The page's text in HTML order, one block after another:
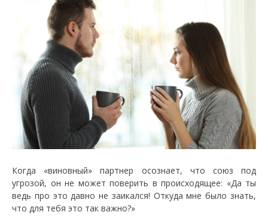
Когда «виновный» партнер осознает, что союз под
угрозой, он не может поверить в происходящее: «Да ты
ведь про это давно не заикался! Откуда мне было знать,
что для тебя это так важно?»